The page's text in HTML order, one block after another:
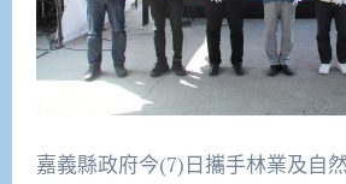
嘉義縣政府今(7)日攜手林業及自